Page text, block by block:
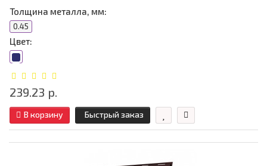
Толщина металла, мм:
0.45
Цвет:
239.23 р.
В корзину Быстрый заказ